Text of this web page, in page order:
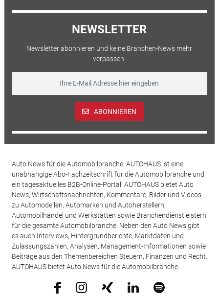
NEWSLETTER
Newsletter abonnieren und keine Branchen-News mehr
verpassen.
ABONNIEREN
Auto News für die Automobilbranche: AUTOHAUS ist eine
unabhängige Abo-Fachzeitschrift für die Automobilbranche und
ein tagesaktuelles B2B-Online-Portal. AUTOHAUS bietet Auto
News, Wirtschaftsnachrichten, Kommentare, Bilder und Videos
zu Automodellen, Automarken und Autoherstellern,
Automobilhandel und Werkstätten sowie Branchendienstleistern
für die gesamte Automobilbranche. Neben den Auto News gibt
es auch Interviews, Hintergrundberichte, Marktdaten und
Zulassungszahlen, Analysen, Management-Informationen sowie
Beiträge aus den Themenbereichen Steuern, Finanzen und Recht.
AUTOHAUS bietet Auto News für die Automobilbranche.